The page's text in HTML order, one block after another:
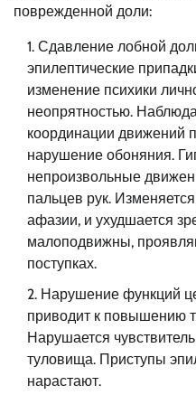
поврежденной доли:
Сдавление лобной
эпилептические
изменение психики
неопрятностью.
координации движений
нарушение обоняния.
непроизвольные
пальцев рук.
афазии, и ухудшается
малоподвижны,
поступках.
Нарушение функций
приводит к повышению
Нарушается
туловища. Приступы
нарастают.